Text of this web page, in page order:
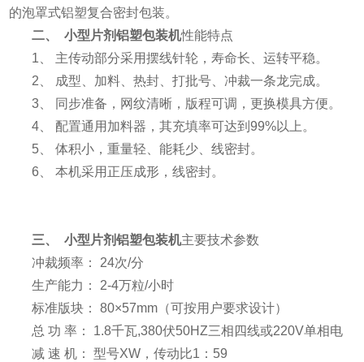
的泡罩式铝塑复合密封包装。
二、小型片剂铝塑包装机性能特点
1、 主传动部分采用摆线针轮，寿命长、运转平稳。
2、 成型、加料、热封、打批号、冲裁一条龙完成。
3、 同步准备，网纹清晰，版程可调，更换模具方便。
4、 配置通用加料器，其充填率可达到99%以上。
5、 体积小，重量轻、能耗少、线密封。
6、 本机采用正压成形，线密封。
三、小型片剂铝塑包装机主要技术参数
冲裁频率： 24次/分
生产能力： 2-4万粒/小时
标准版块： 80×57mm（可按用户要求设计）
总 功 率： 1.8千瓦,380伏50HZ三相四线或220V单相电
减 速 机： 型号XW，传动比1：59